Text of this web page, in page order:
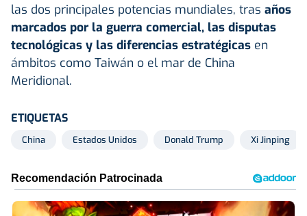
las dos principales potencias mundiales, tras años
marcados por la guerra comercial, las disputas
tecnológicas y las diferencias estratégicas en
ámbitos como Taiwán o el mar de China
Meridional.
ETIQUETAS
China Estados Unidos Donald Trump Xi Jinping